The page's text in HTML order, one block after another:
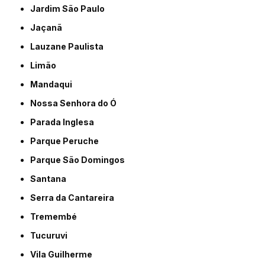
Jardim São Paulo
Jaçanã
Lauzane Paulista
Limão
Mandaqui
Nossa Senhora do Ó
Parada Inglesa
Parque Peruche
Parque São Domingos
Santana
Serra da Cantareira
Tremembé
Tucuruvi
Vila Guilherme